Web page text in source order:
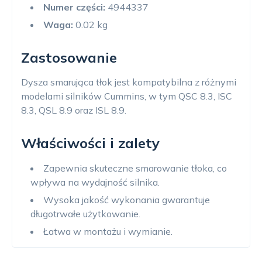
Numer części: 4944337
Waga: 0.02 kg
Zastosowanie
Dysza smarująca tłok jest kompatybilna z różnymi
modelami silników Cummins, w tym QSC 8.3, ISC
8.3, QSL 8.9 oraz ISL 8.9.
Właściwości i zalety
Zapewnia skuteczne smarowanie tłoka, co
wpływa na wydajność silnika.
Wysoka jakość wykonania gwarantuje
długotrwałe użytkowanie.
Łatwa w montażu i wymianie.